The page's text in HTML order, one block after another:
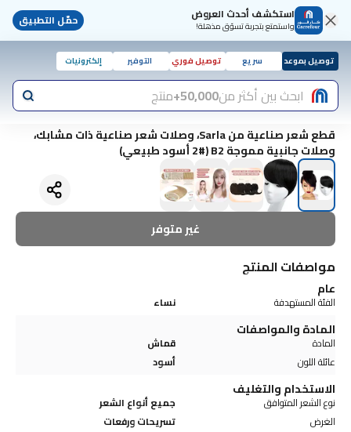
استكشف أحدث العروض
واستمتع بتجربة تسوّق مذهلة! حمّل التطبيق
توصيل بموعد سريع توصيل فوري التوفير إلكترونيات
ابحث بين أكثر من50,000+ منتج
قطع شعر صناعية من Sarla، وصلات شعر صناعية ذات مشابك،
وصلات جانبية مموجة B2 (2# أسود طبيعي)
غير متوفر
مواصفات المنتج
عام
الفئة المستهدفة نساء
المادة والمواصفات
المادة
قماش
عائلة اللون
أسود
الاستخدام والتغليف
نوع الشعر المتوافق
جميع أنواع الشعر
الغرض
تسريحات ورفعات